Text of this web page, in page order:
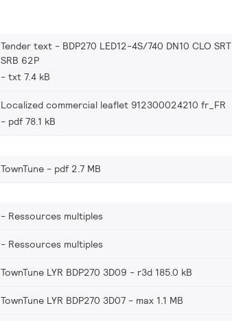
Tender text - BDP270 LED12-4S/740 DN10 CLO SRT
SRB 62P
txt 7.4 kB
Localized commercial leaflet 912300024210 fr_FR
pdf 78.1 kB
TownTune pdf 2.7 MB
Ressources multiples
Ressources multiples
TownTune LYR BDP270 3D09 r3d 185.0 kB
TownTune LYR BDP270 3D07 max 1.1 MB